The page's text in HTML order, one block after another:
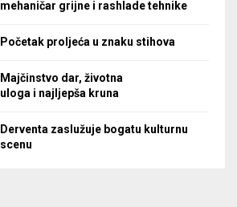
mehaničar grijne i rashlade tehnike
Početak proljeća u znaku stihova
Majčinstvo dar, životna
uloga i najljepša kruna
Derventa zaslužuje bogatu kulturnu
scenu